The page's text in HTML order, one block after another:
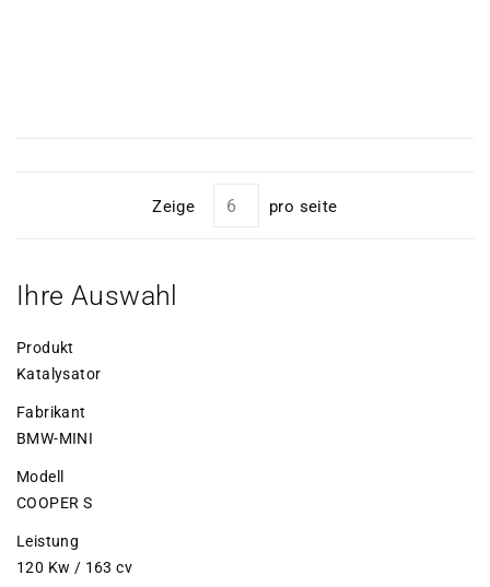
Zeige pro seite
Ihre Auswahl
Produkt
Katalysator
Fabrikant
BMW-MINI
Modell
COOPER S
Leistung
120 Kw / 163 cv